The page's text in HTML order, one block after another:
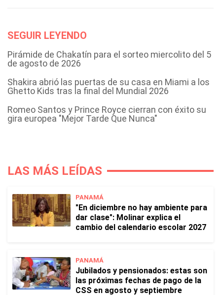
SEGUIR LEYENDO
Pirámide de Chakatín para el sorteo miercolito del 5
de agosto de 2026
Shakira abrió las puertas de su casa en Miami a los
Ghetto Kids tras la final del Mundial 2026
Romeo Santos y Prince Royce cierran con éxito su
gira europea "Mejor Tarde Que Nunca"
LAS MÁS LEÍDAS
PANAMÁ
"En diciembre no hay ambiente para
dar clase": Molinar explica el
cambio del calendario escolar 2027
PANAMÁ
Jubilados y pensionados: estas son
las próximas fechas de pago de la
CSS en agosto y septiembre